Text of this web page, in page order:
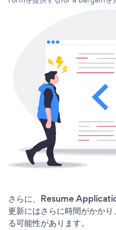
さらに、Resume
更新にはさらに時間がかか
る可能性があります。